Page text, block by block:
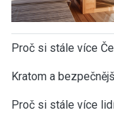
Proč si stále více
Kratom a
Proč si stále více